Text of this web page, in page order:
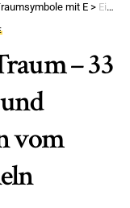
mit E> Einschmeicheln im Traum – 33 Bedeutungen und Interpretationen vom Einschmeicheln
– 33
vom